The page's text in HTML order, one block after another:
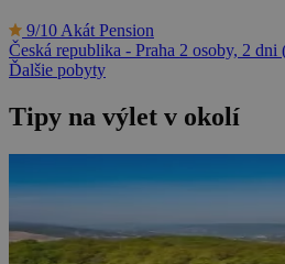
9/10Akát Pension
Česká republika - Praha 2 osoby, 2 dni
Ďalšie pobyty
Tipy na výlet v okolí